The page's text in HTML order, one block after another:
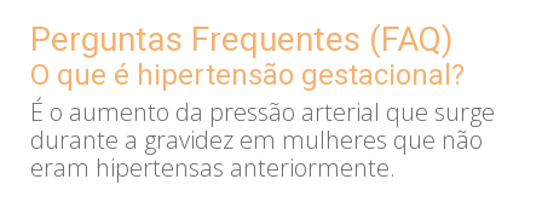
Perguntas Frequentes (FAQ)
O que é hipertensão gestacional?
É o aumento da pressão arterial que surge
durante a gravidez em mulheres que não
eram hipertensas anteriormente.